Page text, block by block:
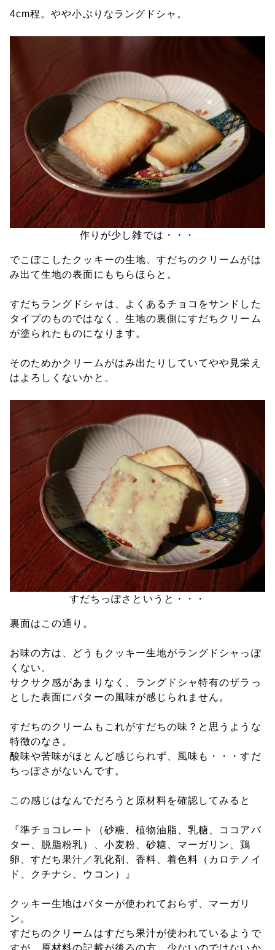
4cm程。やや小ぶりなラングドシャ。
作りが少し雑では・・・
でこぼこしたクッキーの生地、すだちのクリームがは
み出て生地の表面にもちらほらと。
すだちラングドシャは、よくあるチョコをサンドした
タイプのものではなく、生地の裏側にすだちクリーム
が塗られたものになります。
そのためかクリームがはみ出たりしていてやや見栄え
はよろしくないかと。
すだちっぽさというと・・・
裏面はこの通り。
お味の方は、どうもクッキー生地がラングドシャっぽ
くない。
サクサク感があまりなく、ラングドシャ特有のザラっ
とした表面にバターの風味が感じられません。
すだちのクリームもこれがすだちの味？と思うような
特徴のなさ。
酸味や苦味がほとんど感じられず、風味も・・・すだ
ちっぽさがないんです。
この感じはなんでだろうと原材料を確認してみると
『準チョコレート（砂糖、植物油脂、乳糖、ココアバ
ター、脱脂粉乳）、小麦粉、砂糖、マーガリン、鶏
卵、すだち果汁／乳化剤、香料、着色料（カロテノイ
ド、クチナシ、ウコン）』
クッキー生地はバターが使われておらず、マーガリ
ン。
すだちのクリームはすだち果汁が使われているようで
すが、原材料の記載が後ろの方。少ないのではないか